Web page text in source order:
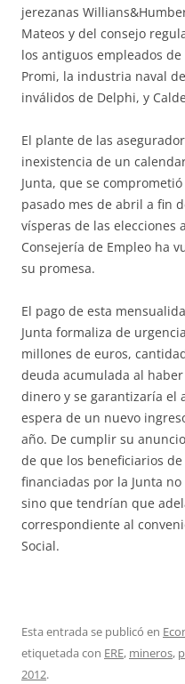
jerezanas
Mateos y del consejo
los antiguos empleados
Promi, la industria naval
inválidos de Delphi, y
El plante de las
inexistencia de un
Junta, que se
pasado mes de abril a fin
vísperas de las elecciones
Consejería de Empleo ha
su promesa.
El pago de esta
Junta formaliza de
millones de euros,
deuda acumulada al
dinero y se garantizaría el
espera de un nuevo
año. De cumplir su
de que los beneficiarios
financiadas por la Junta
sino que tendrían que
correspondiente al
Social.
Esta entrada se publicó en
etiquetada con ERE, mineros,
2012.